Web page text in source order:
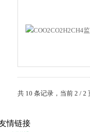
共 10 条记录，当前 2 /
情链接